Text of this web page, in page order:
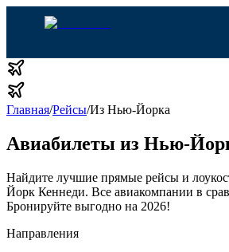
Главная/Рейсы/Из Нью-Йорка
Авиабилеты из Нью-
Найдите лучшие прямые рейсы и
Йорк Кеннеди. Все авиакомпании в
Бронируйте выгодно на 2026!
Направления